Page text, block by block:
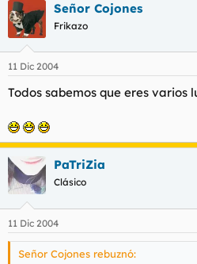
Señor Cojones
Frikazo
11 Dic 2004
Todos sabemos que eres varios
PaTriZia
Clásico
11 Dic 2004
Señor Cojones rebuznó: